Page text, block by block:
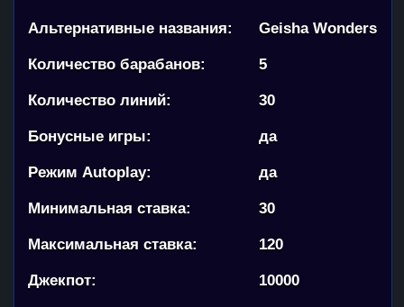
Альтернативные названия: Geisha Wonders
Количество барабанов: 5
Количество линий: 30
Бонусные игры: да
Режим Autoplay: да
Минимальная ставка: 30
Максимальная ставка: 120
Джекпот: 10000